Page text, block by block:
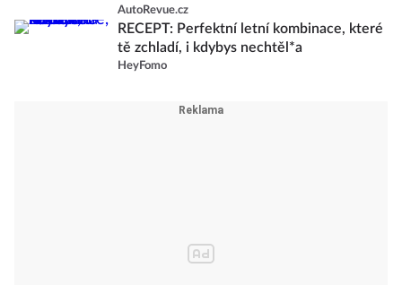
AutoRevue.cz
RECEPT: Perfektní letní kombinace, které
tě zchladí, i kdybys nechtěl*a
HeyFomo